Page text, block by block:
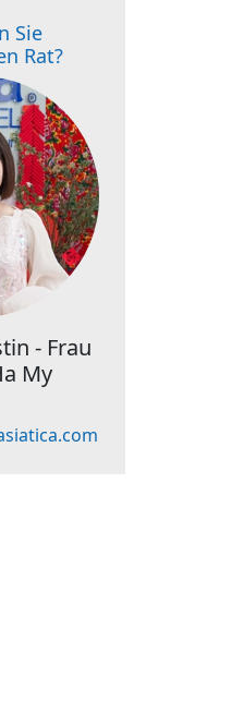
Sie
Rat?
- Frau
My